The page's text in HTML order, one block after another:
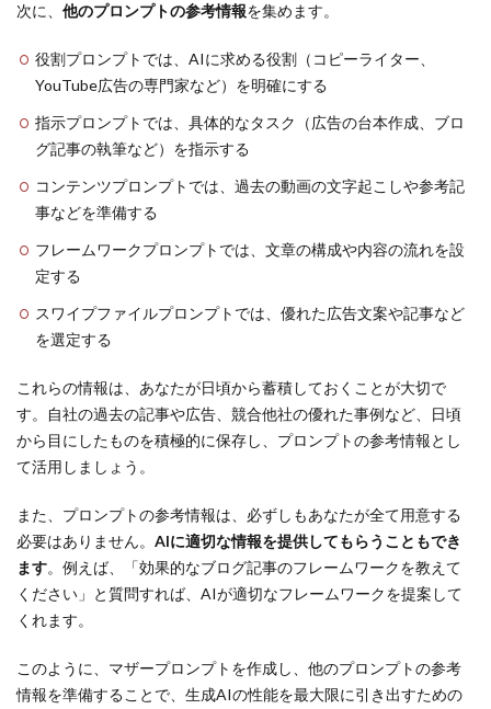
次に、 他のプロンプトの参考情報を集めます。
役割プロンプトでは、AIに求める役割（コピーライター、
YouTube広告の専門家など）を明確にする
指示プロンプトでは、具体的なタスク（広告の台本作成、ブロ
グ記事の執筆など）を指示する
コンテンツプロンプトでは、過去の動画の文字起こしや参考記
事などを準備する
フレームワークプロンプトでは、文章の構成や内容の流れを設
定する
スワイプファイルプロンプトでは、優れた広告文案や記事など
を選定する
これらの情報は、あなたが日頃から蓄積しておくことが大切で
す。自社の過去の記事や広告、競合他社の優れた事例など、日頃
から目にしたものを積極的に保存し、プロンプトの参考情報とし
て活用しましょう。
また、プロンプトの参考情報は、必ずしもあなたが全て用意する
必要はありません。 AIに適切な情報を提供してもらうこともでき
ます。例えば、「効果的なブログ記事のフレームワークを教えて
ください」と質問すれば、AIが適切なフレームワークを提案して
くれます。
このように、マザープロンプトを作成し、他のプロンプトの参考
情報を準備することで、生成AIの性能を最大限に引き出すための